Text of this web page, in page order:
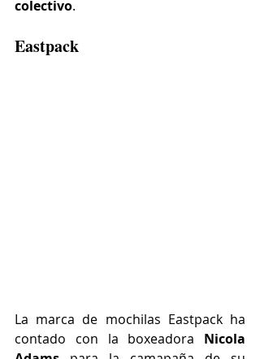
colectivo.
Eastpack
La marca de mochilas Eastpack ha
contado con la boxeadora Nicola